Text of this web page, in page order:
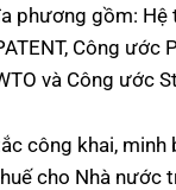
phương gồm: Hệ
Công ước
và Công ước
công khai, minh
cho Nhà nước